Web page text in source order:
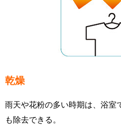
乾燥
雨天や花粉の多い時期は、浴室
も除去できる。